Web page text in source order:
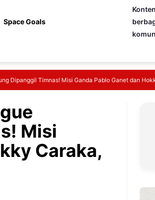
Space Goals
Dipanggil Timnas! Misi Ganda Pablo Ganet dan
Misi
Caraka,